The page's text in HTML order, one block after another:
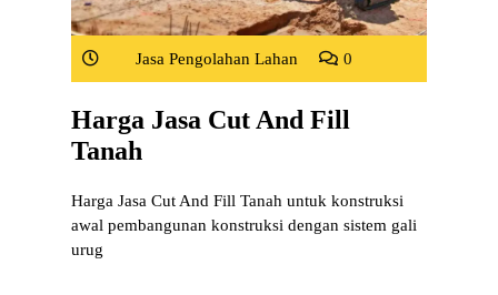
Jasa Pengolahan Lahan 0
Harga Jasa Cut And Fill
Tanah
Harga Jasa Cut And Fill Tanah untuk konstruksi
awal pembangunan konstruksi dengan sistem gali
urug